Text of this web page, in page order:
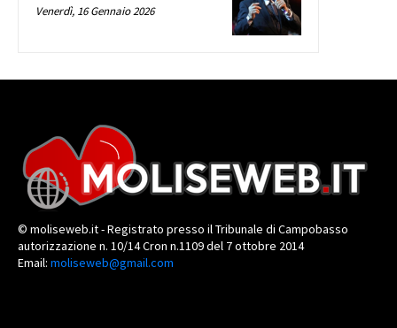
Venerdì, 16 Gennaio 2026
© moliseweb.it - Registrato presso il Tribunale di Campobasso
autorizzazione n. 10/14 Cron n.1109 del 7 ottobre 2014
Email: moliseweb@gmail.com